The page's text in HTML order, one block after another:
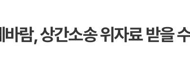
람, 상간소송 위자료 받을